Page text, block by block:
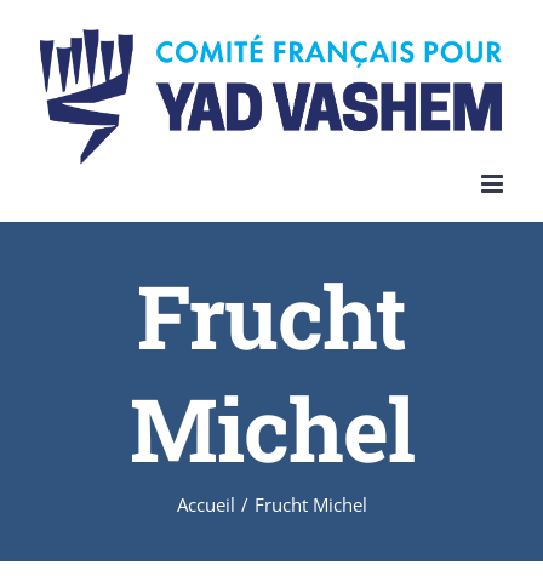
content
Frucht
Michel
Accueil / Frucht Michel